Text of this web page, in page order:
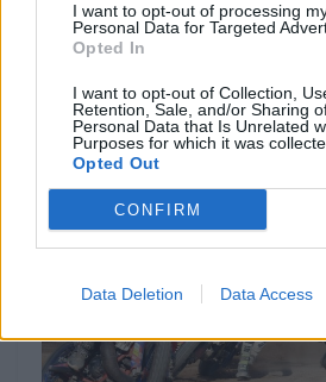
I want to opt-out of processing
Personal Data for Targeted
Opted In
I want to opt-out of Collection,
Retention, Sale, and/or Sharing
Personal Data that Is Unrelated
Purposes for which it was
Opted Out
CONFIRM
Data Deletion Data Access
O Supercross da Poutena celebrou
jornada dupla do Campeonato
nos dias 1...
BEATRIZ ALEXANDRE 5 AGOSTO, 2026